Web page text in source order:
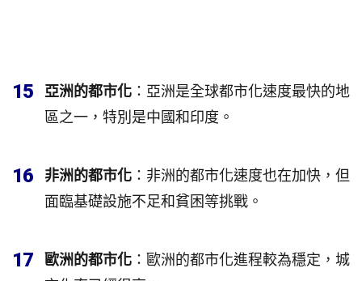
15 亞洲的都市化 ：亞洲是全球都市化速度最快的地
區之一，特別是中國和印度。
16 非洲的都市化 ：非洲的都市化速度也在加快，但
面臨基礎設施不足和貧困等挑戰。
17 歐洲的都市化 ：歐洲的都市化進程較為穩定，城